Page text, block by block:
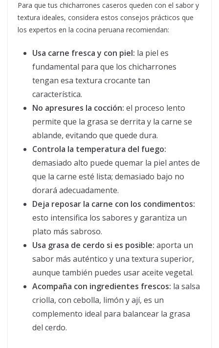
Para que tus chicharrones caseros queden con el sabor y
textura ideales, considera estos consejos prácticos que
los expertos en la cocina peruana recomiendan:
Usa carne fresca y con piel: la piel es
fundamental para que los chicharrones
tengan esa textura crocante tan
característica.
No apresures la cocción: el proceso lento
permite que la grasa se derrita y la carne se
ablande, evitando que quede dura.
Controla la temperatura del fuego:
demasiado alto puede quemar la piel antes de
que la carne esté lista; demasiado bajo no
dorará adecuadamente.
Deja reposar la carne con los condimentos:
esto intensifica los sabores y garantiza un
plato más sabroso.
Usa grasa de cerdo si es posible: aporta un
sabor más auténtico y una textura superior,
aunque también puedes usar aceite vegetal.
Acompaña con ingredientes frescos: la salsa
criolla, con cebolla, limón y ají, es un
complemento ideal para balancear la grasa
del cerdo.